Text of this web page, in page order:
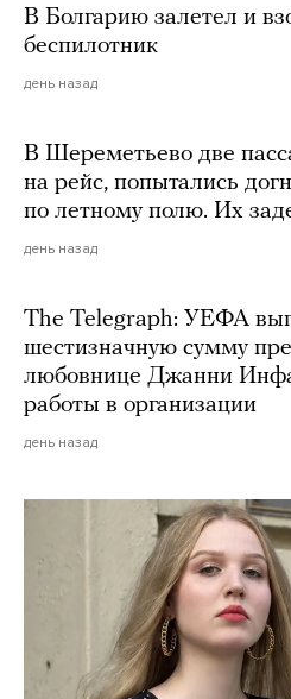
В Болгарию залетел и
беспилотник
день назад
В Шереметьево две
на рейс, попытались
по летному полю. Их
день назад
The Telegraph: УЕФА
шестизначную сумму
любовнице Джанни
работы в организации
день назад